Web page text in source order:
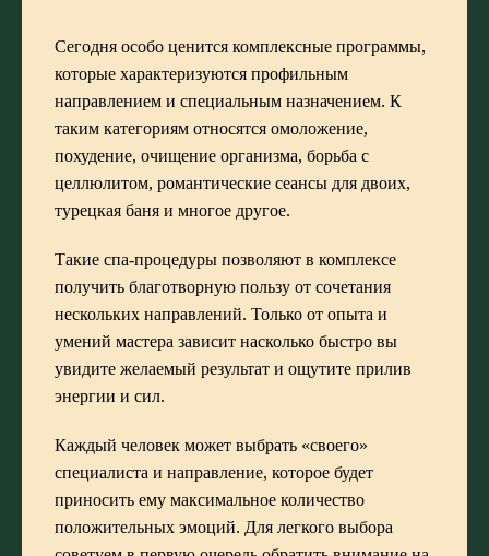
Сегодня особо ценится комплексные программы,
которые характеризуются профильным
направлением и специальным назначением. К
таким категориям относятся омоложение,
похудение, очищение организма, борьба с
целлюлитом, романтические сеансы для двоих,
турецкая баня и многое другое.
Такие спа-процедуры позволяют в комплексе
получить благотворную пользу от сочетания
нескольких направлений. Только от опыта и
умений мастера зависит насколько быстро вы
увидите желаемый результат и ощутите прилив
энергии и сил.
Каждый человек может выбрать «своего»
специалиста и направление, которое будет
приносить ему максимальное количество
положительных эмоций. Для легкого выбора